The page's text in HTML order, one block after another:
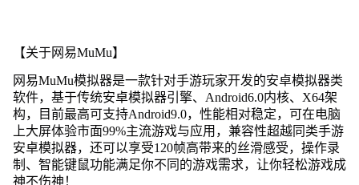
【关于网易MuMu】
网易MuMu模拟器是一款针对手游玩家开发的安卓模拟器类
软件，基于传统安卓模拟器引擎、Android6.0内核、X64架
构，目前最高可支持Android9.0，性能相对稳定，可在电脑
上大屏体验市面99%主流游戏与应用，兼容性超越同类手游
安卓模拟器，还可以享受120帧高带来的丝滑感受，操作录
制、智能键鼠功能满足你不同的游戏需求，让你轻松游戏成
神不伤神！